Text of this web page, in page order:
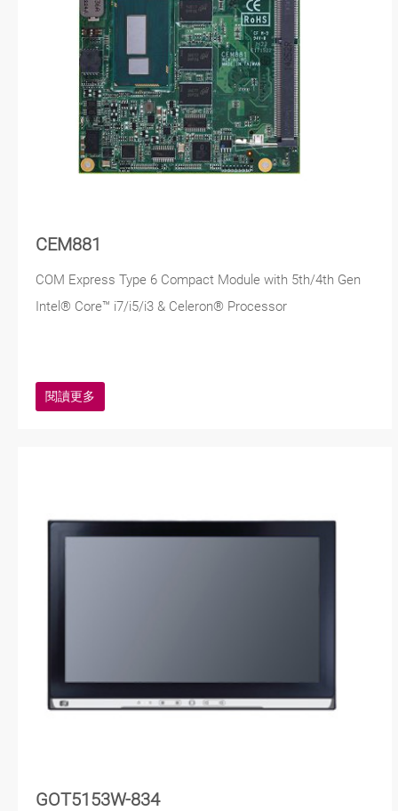
CEM881
COM Express Type 6 Compact Module with 5th/4th Gen
Intel® Core™ i7/i5/i3 & Celeron® Processor
閱讀更多
GOT5153W-834